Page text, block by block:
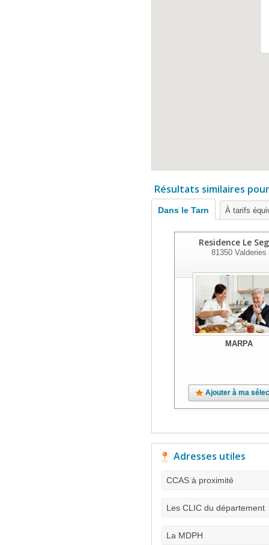
Résultats similaires
Dans le Tarn À tarifs
Residence Le
81350Valderies
MARPA
Ajouter à ma
Adresses utiles
CCAS à proximité
Les CLIC du département
La MDPH